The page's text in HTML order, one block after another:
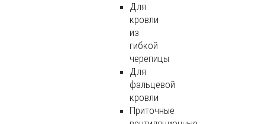
Для
кровли
из
гибкой
черепицы
Для
фальцевой
кровли
Приточные